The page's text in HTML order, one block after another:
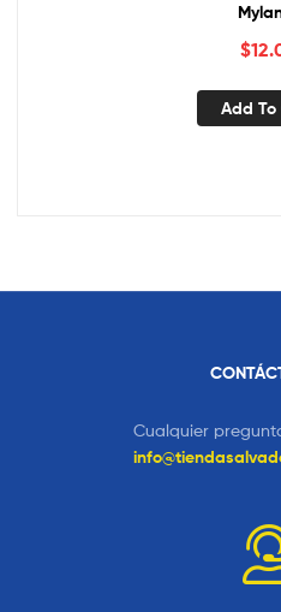
$
Add
Cualquier